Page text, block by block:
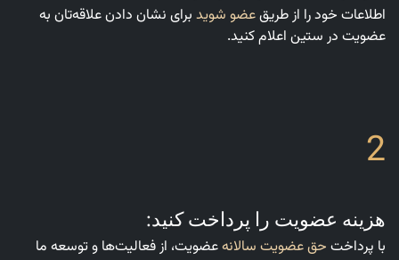
اطلاعات خود را از طریقعضو شوید برای نشان دادن علاقه‌تان به
عضویت در ستین اعلام کنید.
2
هزینه عضویت را پرداخت کنید:
با پرداخت حق عضویت سالانهعضویت، از فعالیت‌ها و توسعه ما